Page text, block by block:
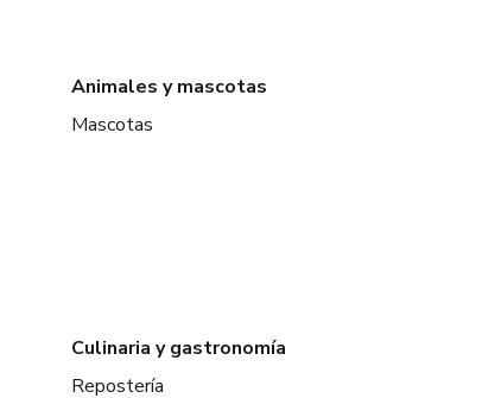
Animales y mascotas
Mascotas
Culinaria y gastronomía
Repostería